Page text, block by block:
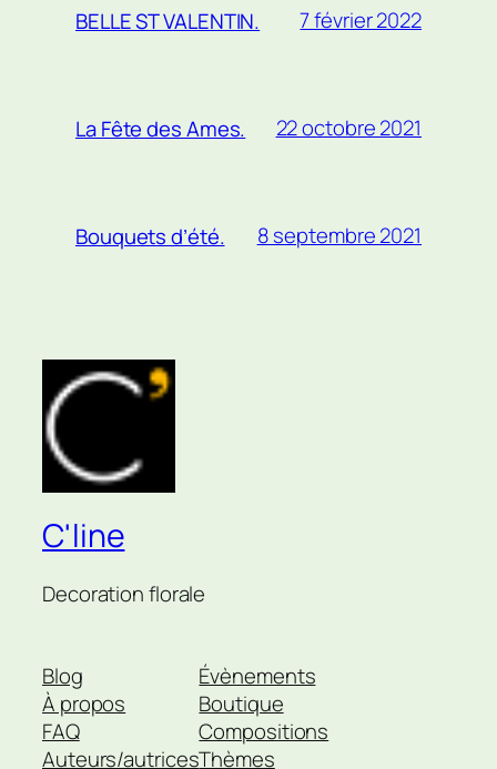
BELLE ST VALENTIN. 7 février 2022
La Fête des Ames. 22 octobre 2021
Bouquets d’été. 8 septembre 2021
C'line
Decoration florale
Blog
À propos
FAQ
Auteurs/autrices
Évènements
Boutique
Compositions
Thèmes